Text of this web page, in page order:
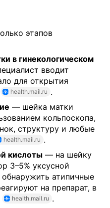
этапов
в гинекологическом
вводит
для открытия
health.mail.ru .
— шейка матки
кольпоскопа,
структуру и любые
health.mail.ru .
кислоты — на шейку
3–5% уксусной
атипичные
на препарат, в
health.mail.ru .